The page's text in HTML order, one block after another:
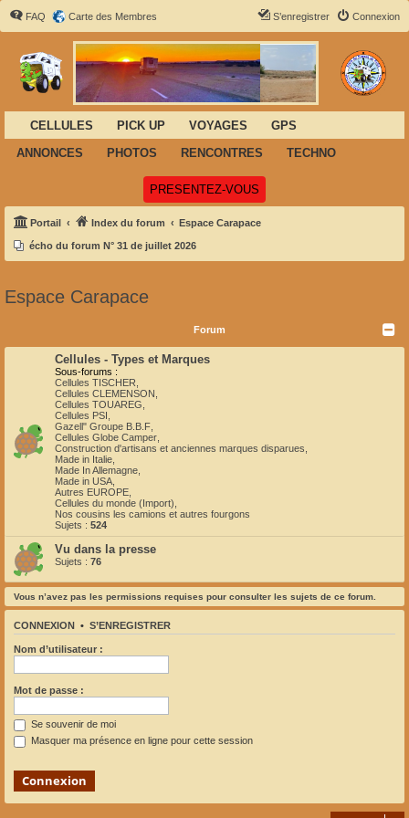
FAQ Carte des Membres Connexion
S’enregistrer
CELLULES PICK UP VOYAGES
GPS
ANNONCES
PHOTOS RENCONTRES TECHNO
PRESENTEZ-VOUS
Portail Index du forum Espace Carapace
écho du forum N° 31 de juillet 2026
Espace Carapace
Forum
Cellules - Types et Marques
Sous-forums :
Cellules TISCHER
Cellules CLEMENSON
Cellules TOUAREG
Cellules PSI
Gazell" Groupe B.B.F
Cellules Globe Camper
Construction d'artisans et anciennes marques disparues
Made in Italie
Made In Allemagne
Made in USA
Autres EUROPE
Cellules du monde (Import)
Nos cousins les camions et autres fourgons
Sujets : 524
Vu dans la presse
Sujets : 76
Vous n’avez pas les permissions requises pour consulter les sujets de ce forum.
CONNEXION • S’ENREGISTRER
Nom d’utilisateur :
Mot de passe :
Se souvenir de moi
Masquer ma présence en ligne pour cette session